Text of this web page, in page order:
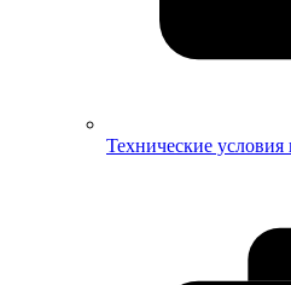
Технические условия